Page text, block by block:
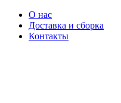
О нас
Доставка и сборка
Контакты